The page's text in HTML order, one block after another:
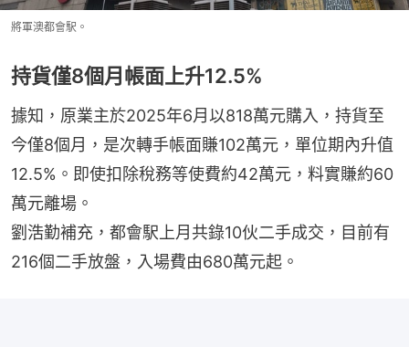
將軍澳都會駅。
持貨僅8個月帳面上升12.5%
據知，原業主於2025年6月以818萬元購入，持貨至
今僅8個月，是次轉手帳面賺102萬元，單位期內升值
12.5%。即使扣除稅務等使費約42萬元，料實賺約60
萬元離場。
劉浩勤補充，都會駅上月共錄10伙二手成交，目前有
216個二手放盤，入場費由680萬元起。